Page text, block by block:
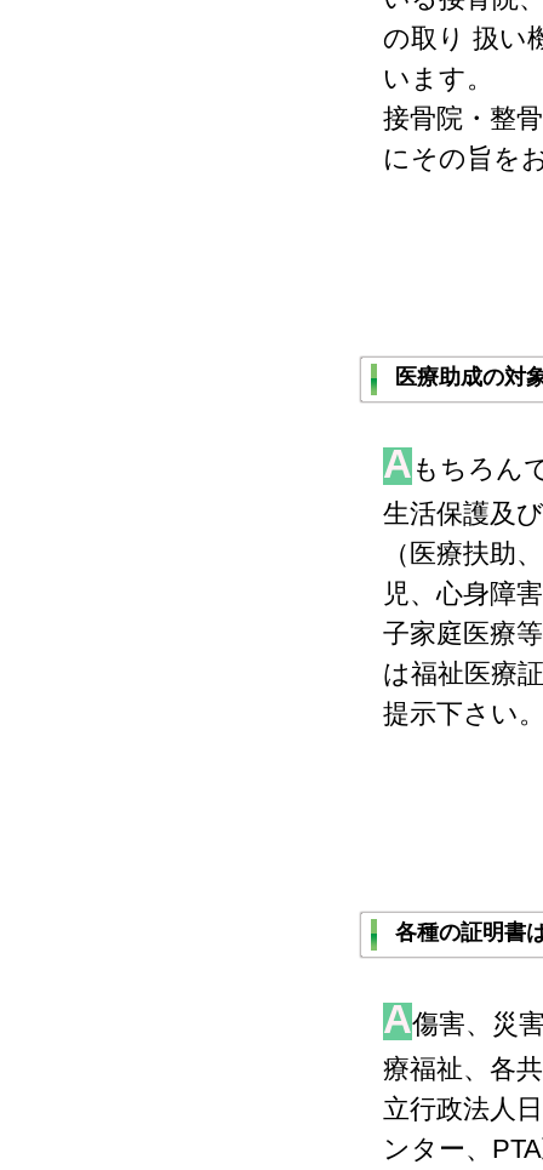
の取り 扱い
います。
接骨院・整
にその旨を
医療助成の対
A もちろん
生活保護及
（医療扶助
児、心身障
子家庭医療
は福祉医療
提示下さい
各種の証明書
A傷害、災
療福祉、各
立行政法人
ンター、